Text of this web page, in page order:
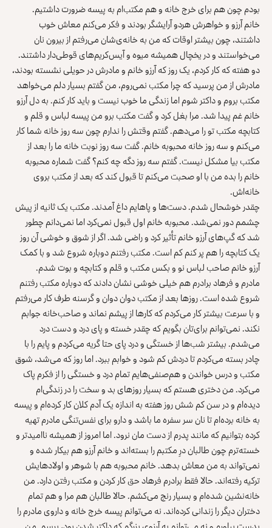
بودم چون هم برای خرج خانه و هم مکتب‌ام به پیسه ضرورت داشتیم.
خانم آرزو و خواهرش هردو آرایشگر بودند و فکر می‌کنم معاش خوب
داشتند، چون بیشتر اوقات که من به خانه‌ی‌شان می‌رفتم از بیرون نان
می‌خواستند و در یخچال همیشه میوه و آیس‌کریم‌های قوطی‌دار داشتند.
دو هفته که کار کردم، یک روز که آرزو خانم و مادرش در حویلی نشسته بودند،
مادرش از من پرسید که چرا مکتب نمی‌روم، من گفتم بسیار دلم می‌خواهد
مکتب بروم و داکتر شوم اما زندگی ما خوب نیست و باید کار کنم. به دل آرزو
خانم غم پیدا شد. مرا بغل کرد و گفت مکتب برو من پیسه لباس و قلم و
کتابچه مکتب تو را می‌دهم. گفتم وقتش را ندارم چون سه روز خانه شما کار
می‌کنم و سه روز خانه محبوبه خانم. گفت سه روز نوبت خانه ما را بعد از
مکتب بیا مشکل نیست. گفتم سه روز دگه چه کنم؟ گفت شماره محبوبه
خانم را بده من با او صحبت می‌کنم تا قبول کند که بعد از مکتب بروی
خانه‌اش.
چقدر خوشحال شدم. دست‌ها و پاهایم داغ آمدند. مکتب یک ثانیه از پیش
چشمم دور نمی‌شد. محبوبه خانم اول قبول نمی‌کرد اما نمی‌دانم چطور
شد که گپ‌های آرزو خانم تأثیر کرد و راضی شد. اگر از شوق و خوشی آن روز
یک کتابچه را هم پر کنم کم است. مکتب رفتنم دوباره شروع شد و با کمک
آرزو خانم صاحب لباس نو و بکس مکتب و قلم و کتابچه و بوت شدم.
مادرم و فرهاد برادرم هم خیلی خوشی نشان دادند که دوباره مکتب رفتنم
شروع شده است. روزها بعد از مکتب دوان دوان و گرسنه طرف کار می‌رفتم
و با سرعت بیشتر کار می‌کردم که کارها از پیشم نماند و صاحب‌خانه جوابم
نکند. نمی‌توانم برای‌تان بگویم که چقدر خسته و پای درد و دست درد
می‌شدم. بیشتر شب‌ها از خستگی و درد پای حتا گریه می‌کردم و پایم را با
چادر بسته می‌کردم تا دردش کم شود و خوابم ببرد. اما روز که می‌شد، شوق
مکتب و درس خواندن و هم‌صنفی‌هایم تمام درد و خستگی را از فکرم پاک
می‌کرد. من دختری هستم که بسیار روزهای بد و سخت را در زندگی‌ام
دیده‌ام و در سن کم شش روز هفته به اندازه یک آدم کلان کار کرده‌ام و پیسه
به خانه برده‌ام تا نان سر سفره ما باشد و دارو برای نفس‌تنگی مادرم تهیه
کرده بتوانیم که مانند پدرم از دست مان نرود. اما امروز از همیشه ناامیدتر و
خسته‌ترم چون طالبان درِ مکتبم را بسته‌اند و خانم آرزو هم بیکار شده و
نمی‌تواند به من معاش بدهد. خانم محبوبه هم با شوهر و اولادهایش
ترکیه رفته‌اند. حالا فقط برادرم فرهاد حق کار کردن و مکتب رفتن دارد. من
خانه‌نشین شده‌ام و بسیار رنج می‌کشم. حالا طالبان هم مرا و هم تمام
دختران دیگر را زندانی کرده‌اند. نه می‌توانم پیسه خرج خانه و داروی مادرم را